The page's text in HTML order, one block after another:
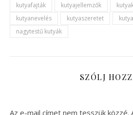
kutyafajták
kutyajellemzők
kutyanevelés
kutyaszeretet
nagytestű kutyák
SZÓLJ
Az e-mail címet nem tesszük közzé.